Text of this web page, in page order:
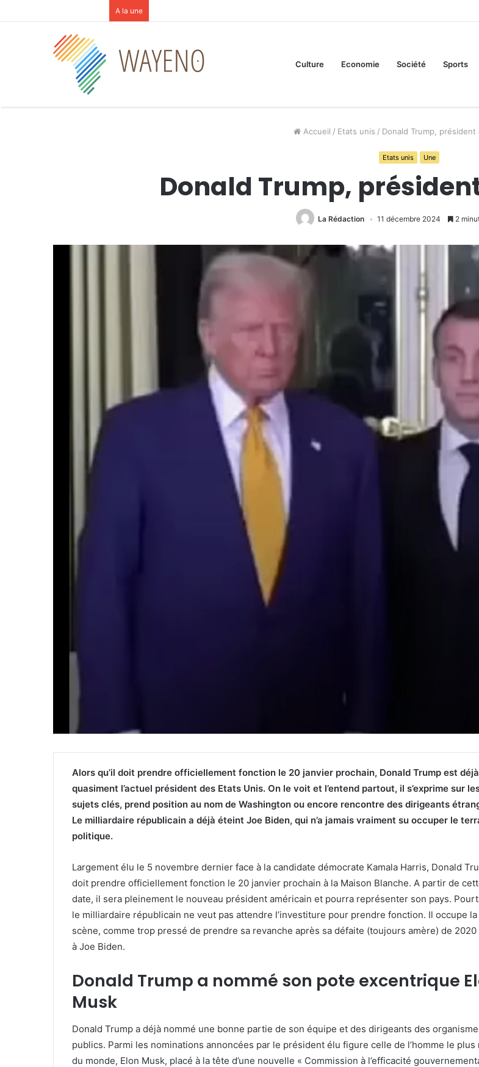
A la une
Culture Economie Société Sports
Accueil / Etats unis / Donald Trump, président
Etats unis Une
Donald Trump,
La Rédaction 11 décembre 2024 2
Alors qu’il doit prendre officiellement fonction le 20 janvier prochain, Donald Trump est déjà
quasiment l’actuel président des Etats Unis. On le voit et l’entend partout, il s’exprime sur
sujets clés, prend position au nom de Washington ou encore rencontre des dirigeants
Le milliardaire républicain a déjà éteint Joe Biden, qui n’a jamais vraiment su occuper le
politique.
Largement élu le 5 novembre dernier face à la candidate démocrate Kamala Harris, Donald
doit prendre officiellement fonction le 20 janvier prochain à la Maison Blanche. A partir de
date, il sera pleinement le nouveau président américain et pourra représenter son pays.
le milliardaire républicain ne veut pas attendre l’investiture pour prendre fonction. Il occupe la
scène, comme trop pressé de prendre sa revanche après sa défaite (toujours amère) de 2020
à Joe Biden.
Donald Trump a nommé son pote excentrique
Musk
Donald Trump a déjà nommé une bonne partie de son équipe et des dirigeants des
publics. Parmi les nominations annoncées par le président élu figure celle de l’homme le plus
du monde, Elon Musk, placé à la tête d’une nouvelle « Commission à l’efficacité